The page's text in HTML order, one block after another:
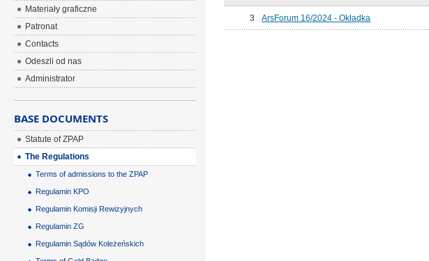
3 ArsForum 16/2024 - Okładka
Materiały graficzne
Patronat
Contacts
Odeszli od nas
Administrator
BASE DOCUMENTS
Statute of ZPAP
The Regulations
Terms of admissions to the ZPAP
Regulamin KPO
Regulamin Komisji Rewizyjnych
Regulamin ZG
Regulamin Sądów Koleżeńskich